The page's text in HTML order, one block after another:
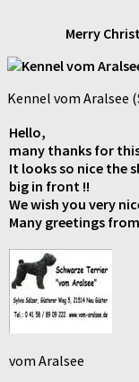
Merry
Kennel vom Aralsee
Hello,
many thanks for
It looks so nice the
big in front !!
We wish you very
Many greetings
vom Aralsee